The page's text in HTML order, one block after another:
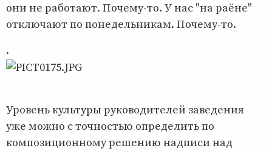
они не работают. Почему-то. У нас "на раёне"
отключают по понедельникам. Почему-то.
.
Уровень культуры руководителей заведения
уже можно с точностью определить по
композиционному решению надписи над